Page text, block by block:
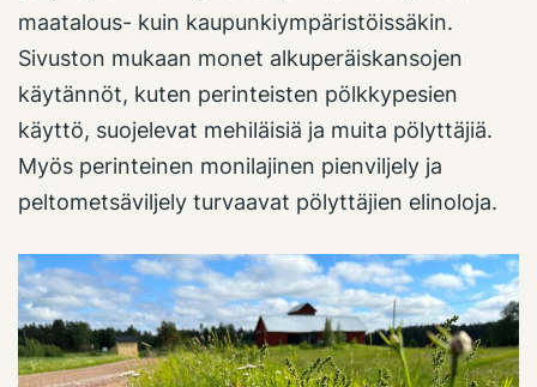
maatalous- kuin kaupunkiympäristöissäkin.
Sivuston mukaan monet alkuperäiskansojen
käytännöt, kuten perinteisten pölkkypesien
käyttö, suojelevat mehiläisiä ja muita pölyttäjiä.
Myös perinteinen monilajinen pienviljely ja
peltometsäviljely turvaavat pölyttäjien elinoloja.